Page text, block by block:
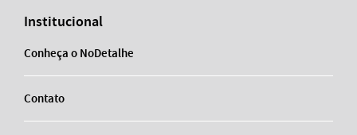
Institucional
Conheça o NoDetalhe
Contato